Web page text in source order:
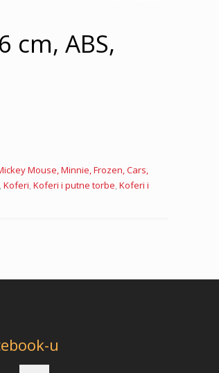
cm, ABS,
Mouse, Minnie, Frozen, Cars,
Koferi Koferi i putne torbe Koferi i
u